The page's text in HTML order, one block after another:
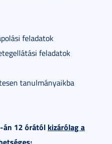
feladatok
feladatok
tanulmányaikba
án 12 órától kizárólag a